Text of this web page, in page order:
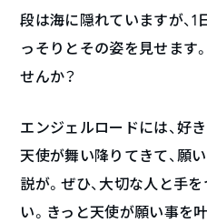
段は海に隠れていますが、
っそりとその姿を見せます
せんか？
エンジェルロードには、好
天使が舞い降りてきて、願
説が。ぜひ、大切な人と手
い。きっと天使が願い事を